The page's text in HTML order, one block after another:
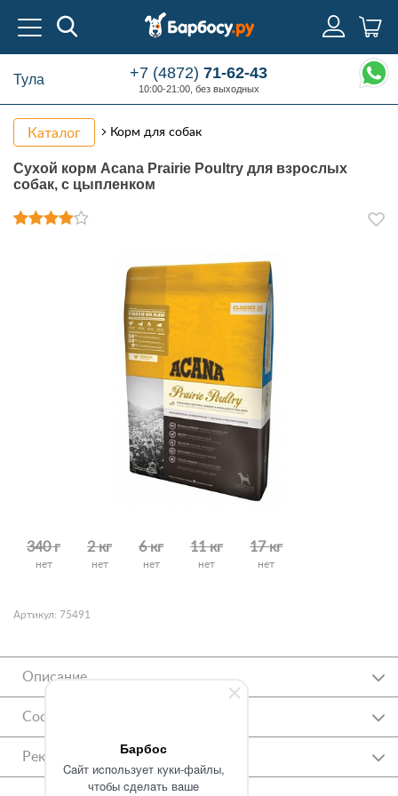
Барбос
Caйт иcпoльзуeт куки-фaйлы,
чтoбы cдeлaть вaшe
Тула +7 (4872)71-62-43
10:00-21:00, без выходных
Каталог Корм для собак
Сухой корм Acana Prairie Poultry для взрослых
собак, с цыпленком
340 г
нет
2 кг
нет
6 кг
нет
11 кг
нет
17 кг
нет
Артикул: 75491
Описание
Состав
Рекомендации